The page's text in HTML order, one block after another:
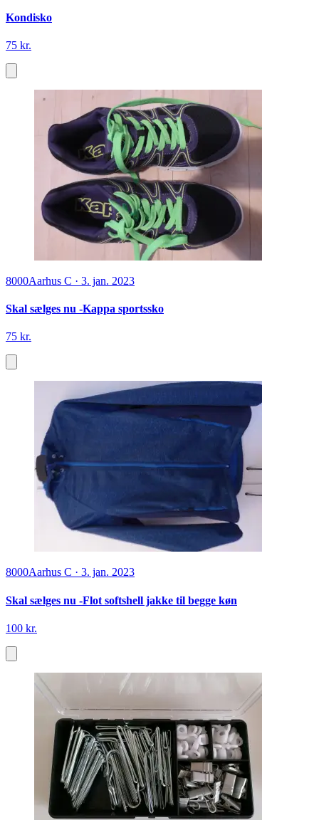
Kondisko
75 kr.
8000Aarhus C · 3. jan. 2023
Skal sælges nu -Kappa sportssko
75 kr.
8000Aarhus C · 3. jan. 2023
Skal sælges nu -Flot softshell jakke til begge køn
100 kr.